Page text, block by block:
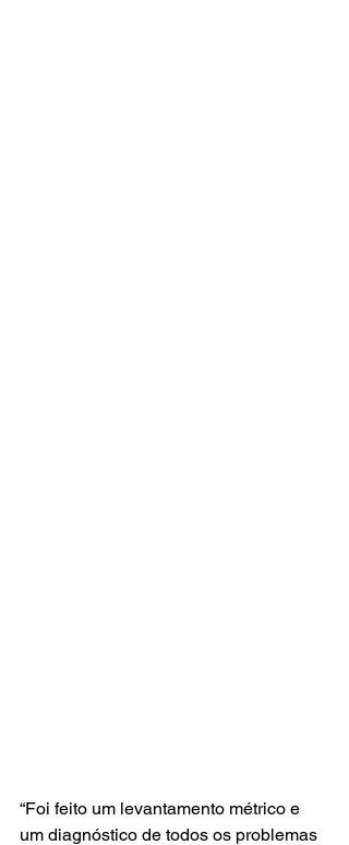
“Foi feito um levantamento métrico e
um diagnóstico de todos os problemas